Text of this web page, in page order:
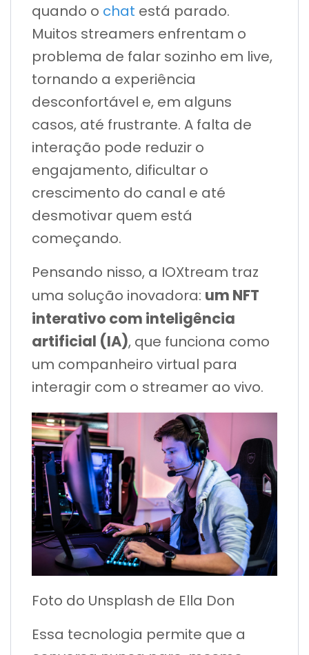
quando o chat está parado.
Muitos streamers enfrentam o
problema de falar sozinho em live,
tornando a experiência
desconfortável e, em alguns
casos, até frustrante. A falta de
interação pode reduzir o
engajamento, dificultar o
crescimento do canal e até
desmotivar quem está
começando.
Pensando nisso, a IOXtream traz
uma solução inovadora: um NFT
interativo com inteligência
artificial (IA), que funciona como
um companheiro virtual para
interagir com o streamer ao vivo.
Foto do Unsplash de Ella Don
Essa tecnologia permite que a